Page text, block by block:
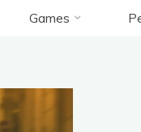
Games